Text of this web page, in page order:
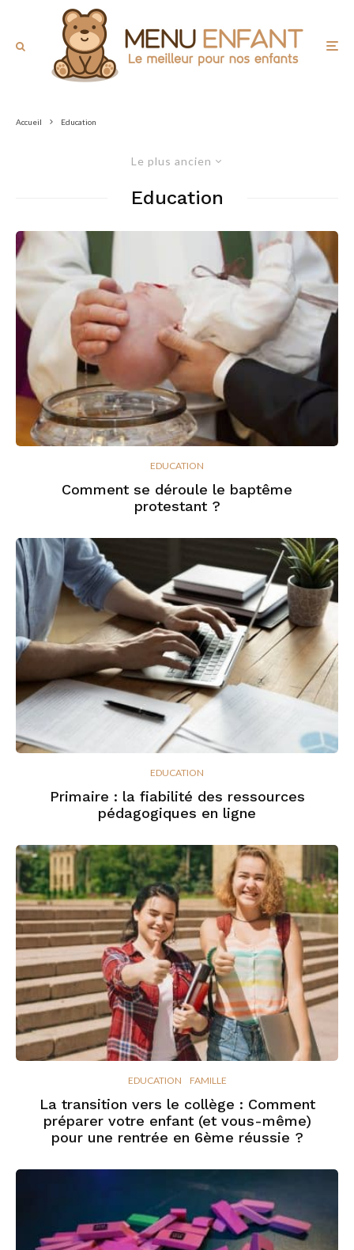
Accueil Education
Le plus ancien
Education
EDUCATION
Comment se déroule le baptême
protestant ?
EDUCATION
Primaire : la fiabilité des ressources
pédagogiques en ligne
EDUCATION FAMILLE
La transition vers le collège : Comment
préparer votre enfant (et vous-même)
pour une rentrée en 6ème réussie ?